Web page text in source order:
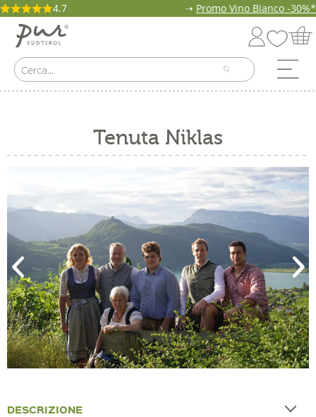
4.7 ➝ Promo Vino Bianco -30%*
Tenuta Niklas
DESCRIZIONE